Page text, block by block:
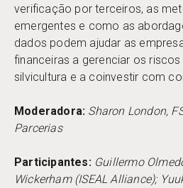
verificação por terceiros, as
emergentes e como as
dados podem ajudar as
financeiras a gerenciar os
silvicultura e a coinvestir com
Moderadora: Sharon London,
Parcerias
Participantes: Guillermo
Wickerham (ISEAL Alliance);